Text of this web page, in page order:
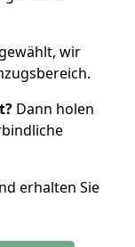
wir
Dann holen
erhalten Sie